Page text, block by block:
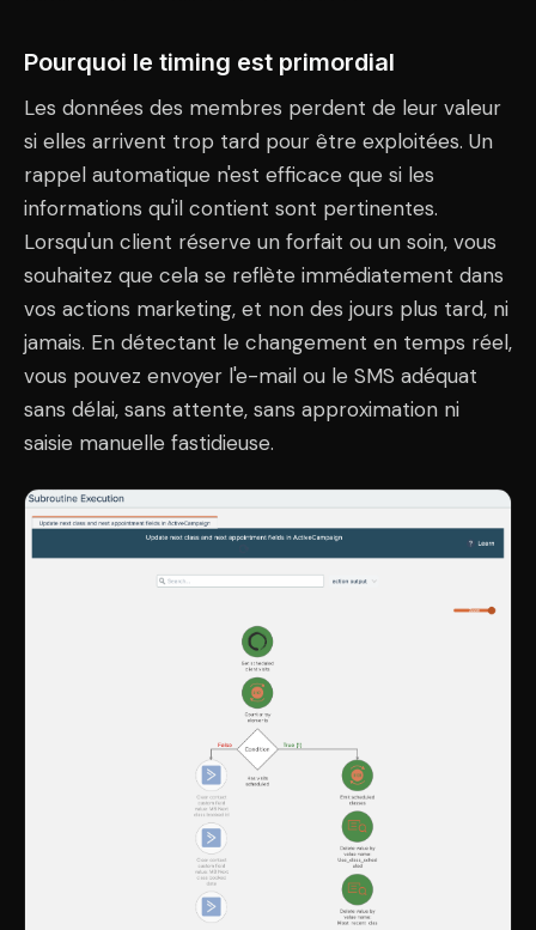
Pourquoi le timing est primordial
Les données des membres perdent de leur valeur
si elles arrivent trop tard pour être exploitées. Un
rappel automatique n'est efficace que si les
informations qu'il contient sont pertinentes.
Lorsqu'un client réserve un forfait ou un soin, vous
souhaitez que cela se reflète immédiatement dans
vos actions marketing, et non des jours plus tard, ni
jamais. En détectant le changement en temps réel,
vous pouvez envoyer l'e-mail ou le SMS adéquat
sans délai, sans attente, sans approximation ni
saisie manuelle fastidieuse.